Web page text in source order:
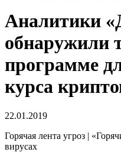
Аналитики
обнаружили
программе
курса
22.01.2019
Горячая лента угроз |
вирусах